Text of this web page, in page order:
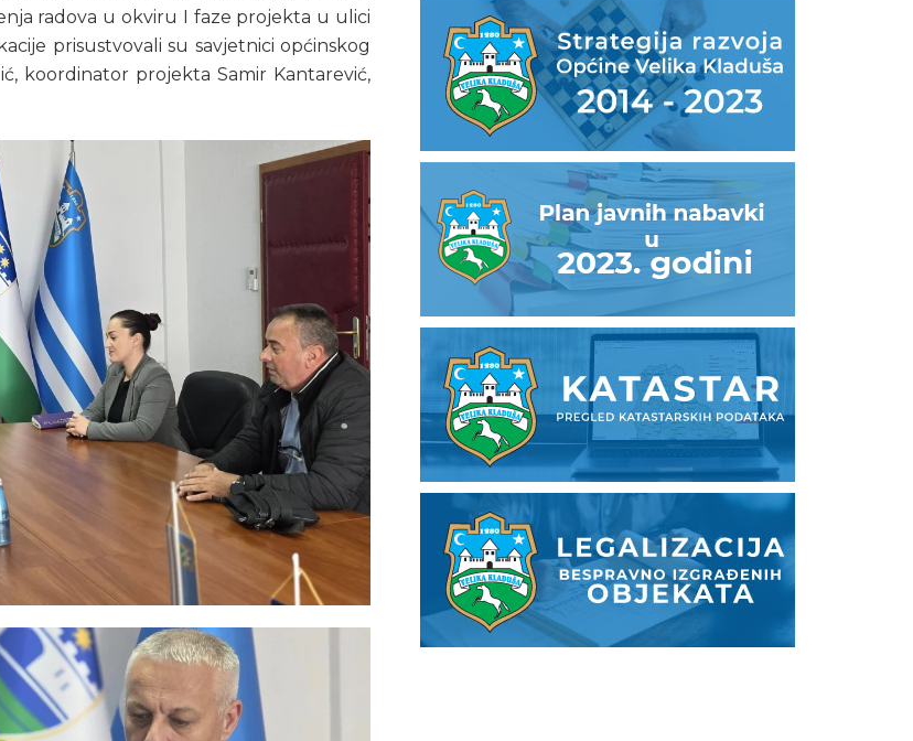
radova u okviru I faze projekta u ulici
prisustvovali su savjetnici općinskog
koordinator projekta Samir Kantarević,